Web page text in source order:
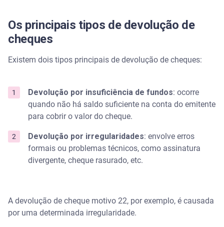
Os principais tipos de devolução de
cheques
Existem dois tipos principais de devolução de cheques:
Devolução por insuficiência de fundos: ocorre
quando não há saldo suficiente na conta do emitente
para cobrir o valor do cheque.
Devolução por irregularidades: envolve erros
formais ou problemas técnicos, como assinatura
divergente, cheque rasurado, etc.
A devolução de cheque motivo 22, por exemplo, é causada
por uma determinada irregularidade.